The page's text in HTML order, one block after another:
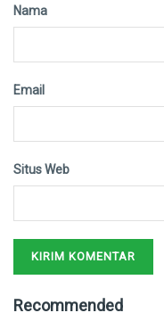
Nama
Email
Situs Web
Recommended